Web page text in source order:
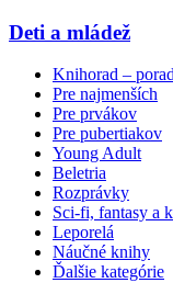
Deti a mládež
Knihorad –
Pre najmenších
Pre prvákov
Pre pubertiakov
Young Adult
Beletria
Rozprávky
Sci-fi, fantasy a
Leporelá
Náučné knihy
Ďalšie kategórie